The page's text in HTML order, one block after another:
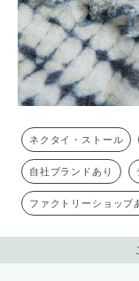
ネクタイ・ストール
自社ブランドあり
ファクトリーショップ